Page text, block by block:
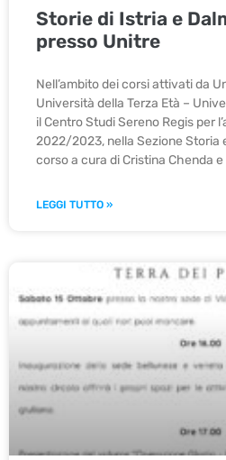
Storie di Istria e
presso Unitre
Nell’ambito dei corsi attivati da
Università della Terza Età –
il Centro Studi Sereno Regis per
2022/2023, nella Sezione Storia
corso a cura di Cristina Chenda
LEGGI TUTTO »